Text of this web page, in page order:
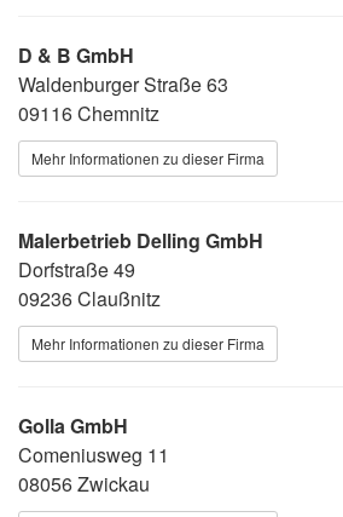
D & B GmbH
Waldenburger Straße 63
09116 Chemnitz
Mehr Informationen zu dieser Firma
Malerbetrieb Delling GmbH
Dorfstraße 49
09236 Claußnitz
Mehr Informationen zu dieser Firma
Golla GmbH
Comeniusweg 11
08056 Zwickau